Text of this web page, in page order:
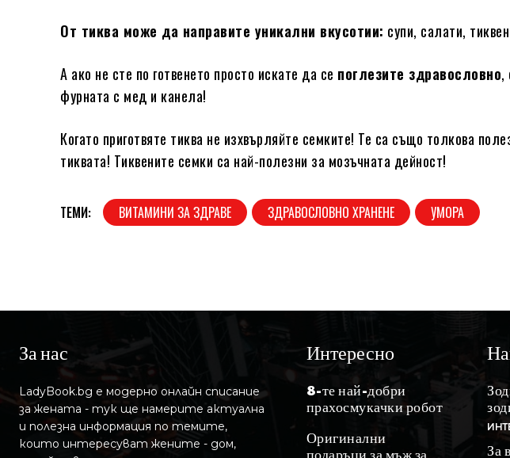
От тиква може да направите уникални вкусотии: супи, салати,
А ако не сте по готвенето просто искате да се поглезите здравословно,
фурната с мед и канела!
Когато приготвяте тиква не изхвърляйте семките! Те са също толкова
тиквата! Тиквените семки са най-полезни за мозъчната дейност!
ТЕМИ: ВИТАМИНИ ЗА ЗДРАВЕ ЗДРАВОСЛОВНО ХРАНЕНЕ УМОРА
За нас
LadyBook.bg е модерно онлайн списание
за жената - тук ще намерите актуална
и полезна информация по темите,
които интересуват жените - дом,
Интересно
8-те най-добри
прахосмукачки робот
Оригинални
подаръци за мъж за
За